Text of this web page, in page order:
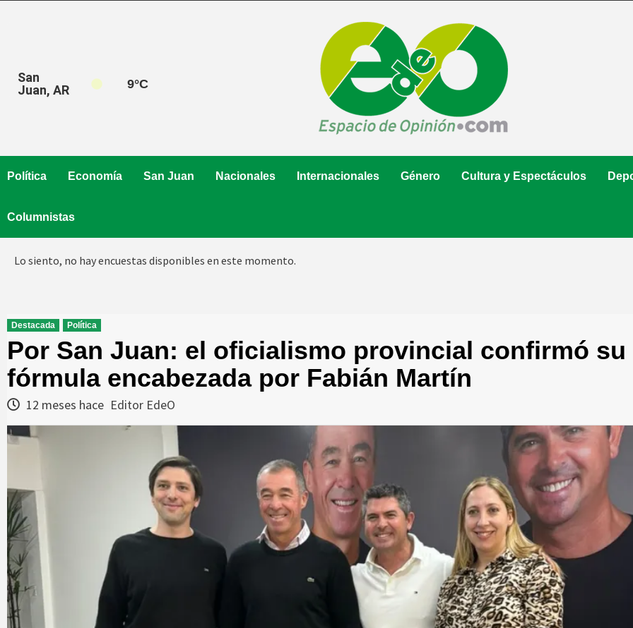
San
Juan, AR
9°C
Política Economía San Juan Nacionales Internacionales Género Cultura y Espectáculos
Columnistas
Lo siento, no hay encuestas disponibles en este momento.
Destacada Política
Por San Juan: el oficialismo provincial confirmó su
fórmula encabezada por Fabián Martín
12 meses hace Editor EdeO